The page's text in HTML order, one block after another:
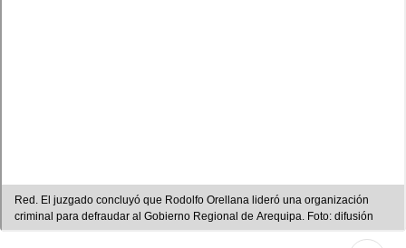
Red. El juzgado concluyó que Rodolfo Orellana lideró una organización
criminal para defraudar al Gobierno Regional de Arequipa. Foto: difusión